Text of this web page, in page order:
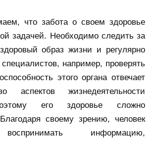
что забота о своем здоровье
задачей. Необходимо следить за
образ жизни и регулярно
специалистов, например, проверять
этого органа отвечает
аспектов жизнедеятельности
его здоровье сложно
своему зрению, человек
информацию,